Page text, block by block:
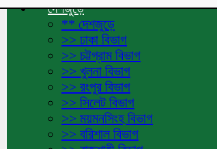
দেশজুড়ে
** দেশজুড়ে
>> ঢাকা বিভাগ
>> চট্টগ্রাম বিভাগ
>> খুলনা বিভাগ
>> রংপুর বিভাগ
>> সিলেট বিভাগ
>> ময়মনসিংহ বিভাগ
>> বরিশাল বিভাগ